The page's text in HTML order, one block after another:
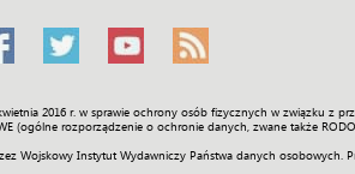
2016 r. w sprawie ochrony osób fizycznych w związku z
(ogólne rozporządzenie o ochronie danych, zwane także
Wojskowy Instytut Wydawniczy Państwa danych osobowych.
Sport Historia Galerie Wideo